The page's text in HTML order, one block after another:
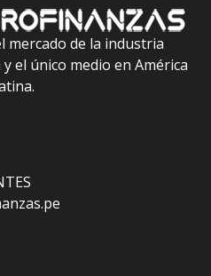
mercado de la industria
el único medio en América